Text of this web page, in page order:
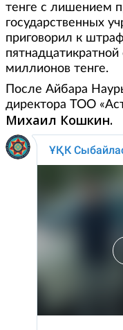
тенге с лишением
государственных
приговорил к
миллионов тенге.
После Айбара
директора ТОО
Михаил Кошкин.